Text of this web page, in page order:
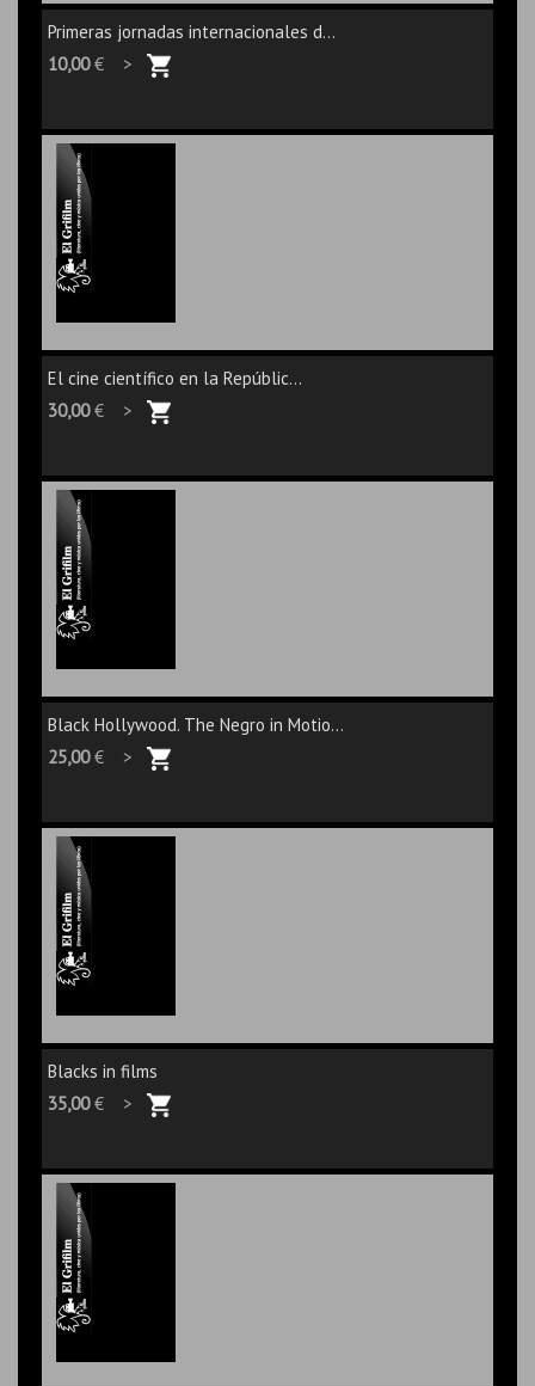
Primeras jornadas internacionales d...
10,00€ >
El cine científico en la Repúblic...
30,00€ >
Black Hollywood. The Negro in Motio...
25,00€ >
Blacks in films
35,00€ >